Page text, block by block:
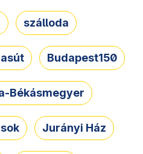
szálloda
Budapest150
Békásmegyer
Jurányi Ház